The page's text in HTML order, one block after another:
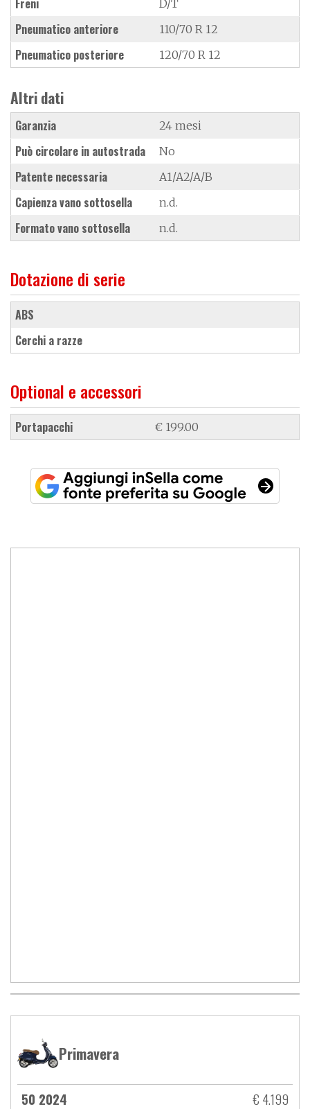
D/T
Pneumatico anteriore 110/70 R 12
Pneumatico posteriore 120/70 R 12
Altri dati
Garanzia 24 mesi
Può circolare in autostrada No
Patente necessaria A1/A2/A/B
Capienza vano sottosella n.d.
Formato vano sottosella n.d.
Dotazione di serie
ABS
cerchi a razze
Optional e accessori
portapacchi € 199.00
Primavera
50 2024
€ 4.199